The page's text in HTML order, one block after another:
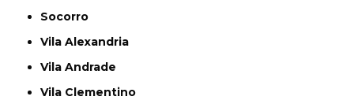
Socorro
Vila Alexandria
Vila Andrade
Vila Clementino